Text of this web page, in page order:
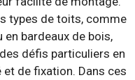
types de toits, comme
en bardeaux de bois,
défis particuliers en
de fixation. Dans ces